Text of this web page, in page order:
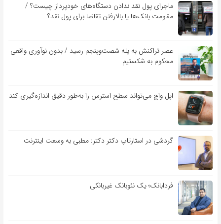
ماجرای پول نقد ندادن دستگاه‌های خودپرداز چیست؟ /
مقاومت بانک‌ها یا بالارفتن تقاضا برای پول نقد؟
عصر تراکنش به پله شصت‌وپنجم رسید / بدون نوآوری واقعی
محکوم به شکستیم
اپل واچ می‌تواند سطح استرس را به‌طور دقیق اندازه‌گیری کند
گردشی در استارتاپ دکتر دکتر: مطبی به وسعت اینترنت
فردابانک؛ یک نئوبانک غیربانکی